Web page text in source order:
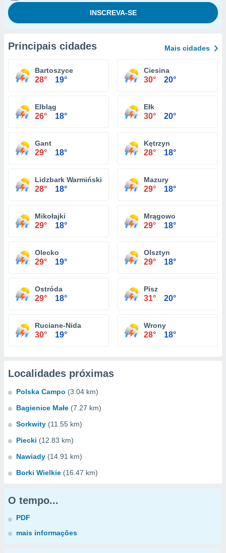
Principais cidades Mais cidades
Bartoszyce
28° 19°
Ciesina
30° 20°
Elbląg
26° 18°
Ełk
30° 20°
Gant
29° 18°
Kętrzyn
28° 18°
Lidzbark Warmiński
28° 18°
Mazury
29° 18°
Mikołajki
29° 18°
Mrągowo
29° 18°
Olecko
29° 19°
Olsztyn
29° 18°
Ostróda
29° 18°
Pisz
31° 20°
Ruciane-Nida
30° 19°
Wrony
28° 18°
Localidades próximas
Polska Campo (3.04 km)
Bagienice Małe (7.27 km)
Sorkwity (11.55 km)
Piecki (12.83 km)
Nawiady (14.91 km)
Borki Wielkie (16.47 km)
O tempo...
PDF
mais informações